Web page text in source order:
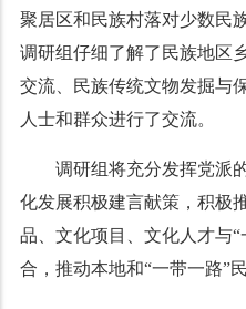
聚居区和民族村落对少数民
调研组仔细了解了民族地区
交流、民族传统文物发掘与
人士和群众进行了交流。
调研组将充分发挥党派
化发展积极建言献策，积极
品、文化项目、文化人才与
合，推动本地和“一带一路”